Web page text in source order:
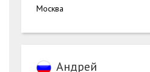
Москва
Андрей